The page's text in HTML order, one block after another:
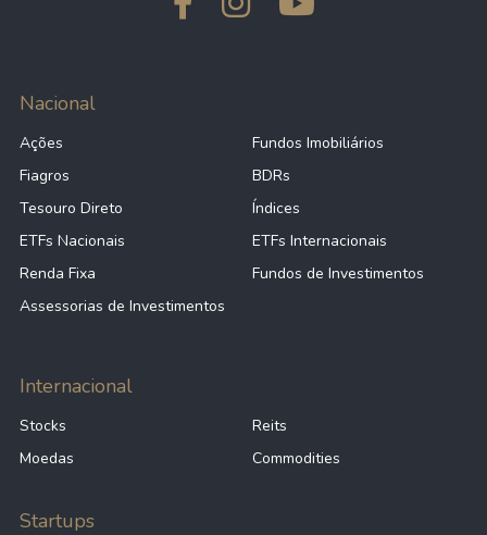
Nacional
Ações
Fundos Imobiliários
Fiagros
BDRs
Tesouro Direto
Índices
ETFs Nacionais
ETFs Internacionais
Renda Fixa
Fundos de Investimentos
Assessorias de Investimentos
Internacional
Stocks
Reits
Moedas
Commodities
Startups